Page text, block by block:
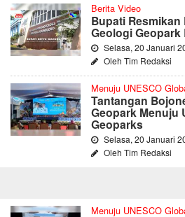
Berita Video
Bupati
Geologi
Selasa, 20 Januari
Oleh Tim Redaksi
Menuju UNESCO
Tantangan
Geopark Menuju
Geoparks
Selasa, 20 Januari
Oleh Tim Redaksi
Menuju UNESCO